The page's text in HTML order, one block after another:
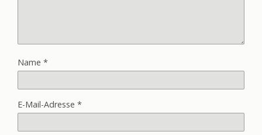
Name *
E-Mail-Adresse *